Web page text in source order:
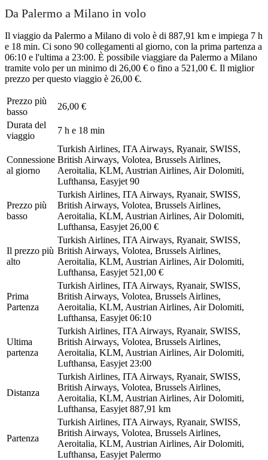
Da Palermo a Milano in volo
Il viaggio da Palermo a Milano di volo è di 887,91 km e impiega 7 h
e 18 min. Ci sono 90 collegamenti al giorno, con la prima partenza a
06:10 e l'ultima a 23:00. È possibile viaggiare da Palermo a Milano
tramite volo per un minimo di 26,00 € o fino a 521,00 €. Il miglior
prezzo per questo viaggio è 26,00 €.
Prezzo più
basso
26,00 €
Durata del
viaggio
7 h e 18 min
Connessione
al giorno
Turkish Airlines, ITA Airways, Ryanair, SWISS,
British Airways, Volotea, Brussels Airlines,
Aeroitalia, KLM, Austrian Airlines, Air Dolomiti,
Lufthansa, Easyjet 90
Prezzo più
basso
Turkish Airlines, ITA Airways, Ryanair, SWISS,
British Airways, Volotea, Brussels Airlines,
Aeroitalia, KLM, Austrian Airlines, Air Dolomiti,
Lufthansa, Easyjet 26,00 €
Il prezzo più
alto
Turkish Airlines, ITA Airways, Ryanair, SWISS,
British Airways, Volotea, Brussels Airlines,
Aeroitalia, KLM, Austrian Airlines, Air Dolomiti,
Lufthansa, Easyjet 521,00 €
Prima
Partenza
Turkish Airlines, ITA Airways, Ryanair, SWISS,
British Airways, Volotea, Brussels Airlines,
Aeroitalia, KLM, Austrian Airlines, Air Dolomiti,
Lufthansa, Easyjet 06:10
Ultima
partenza
Turkish Airlines, ITA Airways, Ryanair, SWISS,
British Airways, Volotea, Brussels Airlines,
Aeroitalia, KLM, Austrian Airlines, Air Dolomiti,
Lufthansa, Easyjet 23:00
Distanza
Turkish Airlines, ITA Airways, Ryanair, SWISS,
British Airways, Volotea, Brussels Airlines,
Aeroitalia, KLM, Austrian Airlines, Air Dolomiti,
Lufthansa, Easyjet 887,91 km
Partenza
Turkish Airlines, ITA Airways, Ryanair, SWISS,
British Airways, Volotea, Brussels Airlines,
Aeroitalia, KLM, Austrian Airlines, Air Dolomiti,
Lufthansa, Easyjet Palermo